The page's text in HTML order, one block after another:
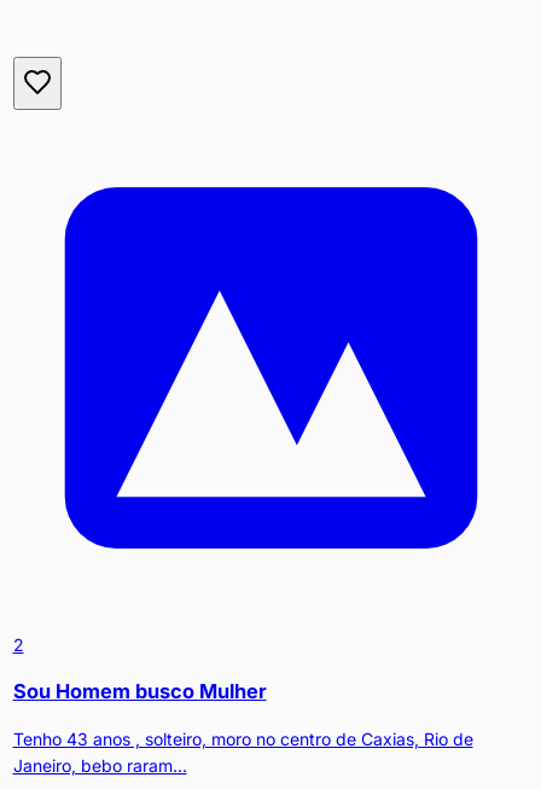
2
Sou Homem busco Mulher
Tenho 43 anos , solteiro, moro no centro de Caxias, Rio de
Janeiro, bebo raram...